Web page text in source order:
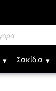
Σακίδια